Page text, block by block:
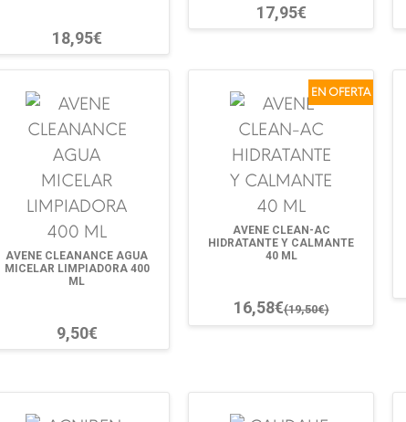
18,95€
17,95€
AVENE CLEANANCE AGUA
MICELAR LIMPIADORA 400
ML
9,50€
EN OFERTA
AVENE CLEAN-AC
HIDRATANTE Y CALMANTE
40 ML
16,58€(19,50€)